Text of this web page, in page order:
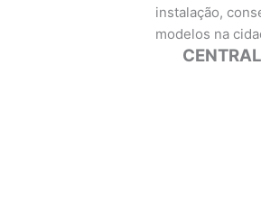
instalação,
modelos na